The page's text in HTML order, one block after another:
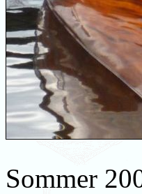
Sommer